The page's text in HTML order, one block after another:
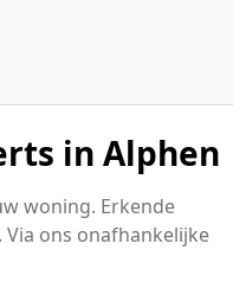
in Alphen
woning. Erkende
ons onafhankelijke